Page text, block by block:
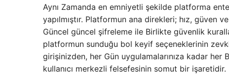
Aynı Zamanda en emniyetli şekilde platforma
yapılmıştır. Platformun ana direkleri; hız, güven
Güncel güncel şifreleme ile Birlikte güvenlik
platformun sunduğu bol keyif seçeneklerinin
girişinizden, her Gün uygulamalarınıza kadar
kullanıcı merkezli felsefesinin somut bir işaretidir.